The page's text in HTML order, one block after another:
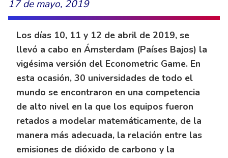
17 de mayo, 2019
Los días 10, 11 y 12 de abril de 2019, se
llevó a cabo en Ámsterdam (Países Bajos) la
vigésima versión del Econometric Game. En
esta ocasión, 30 universidades de todo el
mundo se encontraron en una competencia
de alto nivel en la que los equipos fueron
retados a modelar matemáticamente, de la
manera más adecuada, la relación entre las
emisiones de dióxido de carbono y la